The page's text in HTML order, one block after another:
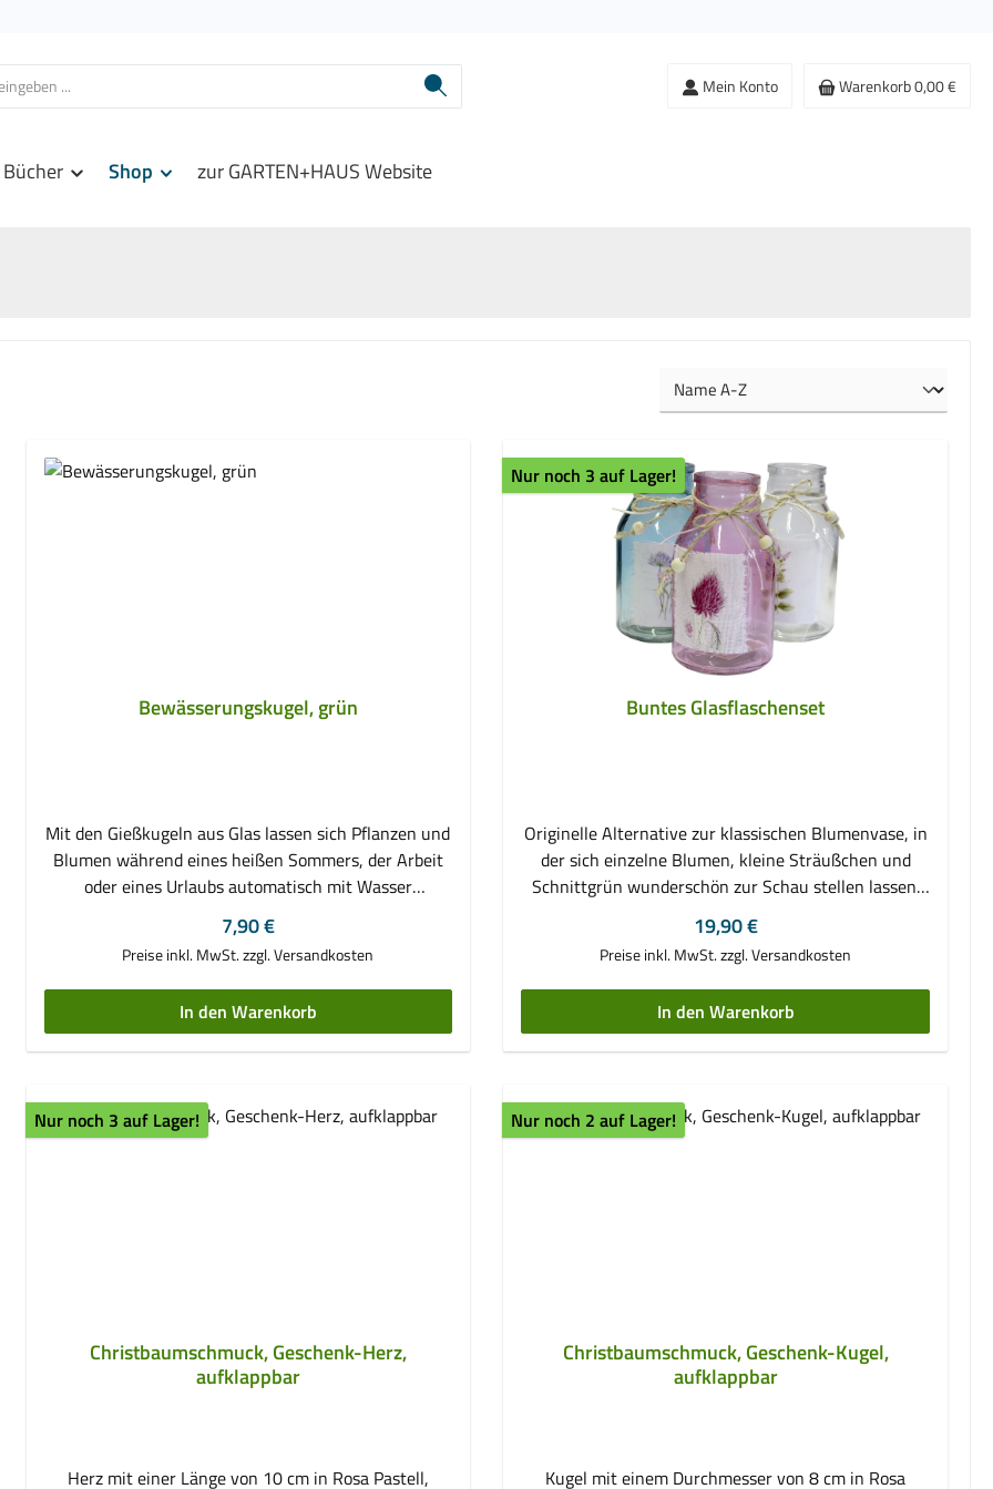
Mein Konto Warenkorb0,00 €
Bücher Shop zur GARTEN+HAUS Website
Bewässerungskugel, grün
Mit den Gießkugeln aus Glas lassen sich Pflanzen und
Blumen während eines heißen Sommers, der Arbeit
oder eines Urlaubs automatisch mit Wasser
versorgen. Befüllen Sie die praktischen
Bewässerungskegel einfach mit Wasser und
versenken diese anschließend in der Erde – die
Pflanzenkegel garantieren eine gleichmäßige und
bedarfsgerechte Wasserversorgung. Gießhilfe für
Pflanzen Bewässerungssystem für Zimmerpflanzen
Pflanzen für einige TageDurstkugeln sorgen für eine
bedarfsgerechte WasserabgabeIdeal bei kurzen
Regulärer Preis:
7,90 €
Preise inkl. MwSt. zzgl. Versandkosten
In den Warenkorb
Nur noch 3 auf Lager!
Buntes Glasflaschenset
Originelle Alternative zur klassischen Blumenvase, in
der sich einzelne Blumen, kleine Sträußchen und
Schnittgrün wunderschön zur Schau stellen lassen.
Dieses Set besteht aus drei bauchigen Flaschen aus
farblosem, rosa- und türkisfarbenem Glas, die sowohl
als Trio als auch einzeln eine spritzige Tischdekoration
abgeben. Für eine rundum reizende Optik sind die
kleinen Flaschen zusätzlich mit frischen
Blumenbildern auf Leinenstoff und jeweils einer
dekoriert. Jede Flasche ist bei einem Durchmesser von
8 cm etwa 15 cm hoch und hat einen
Regulärer Preis:
19,90 €
Preise inkl. MwSt. zzgl. Versandkosten
In den Warenkorb
Nur noch 3 auf Lager!
Christbaumschmuck, Geschenk-Herz,
aufklappbar
Herz mit einer Länge von 10 cm in Rosa Pastell,
Nur noch 2 auf Lager!
Christbaumschmuck, Geschenk-Kugel,
aufklappbar
Kugel mit einem Durchmesser von 8 cm in Rosa